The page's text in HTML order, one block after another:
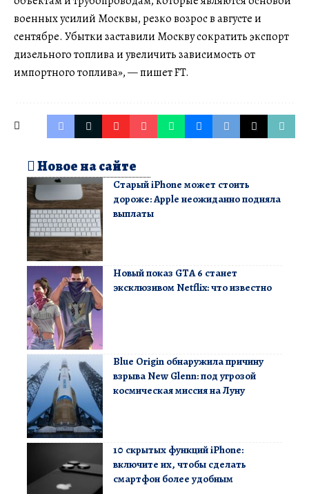
военных усилий Москвы, резко возрос в августе и
сентябре. Убытки заставили Москву сократить экспорт
дизельного топлива и увеличить зависимость от
импортного топлива», — пишет FT.
Новое на сайте
Старый iPhone может стоить
дороже: Apple неожиданно подняла
выплаты
Новый показ GTA 6 станет
эксклюзивом Netflix: что известно
Blue Origin обнаружила причину
взрыва New Glenn: под угрозой
космическая миссия на Луну
10 скрытых функций iPhone:
включите их, чтобы сделать
смартфон более удобным